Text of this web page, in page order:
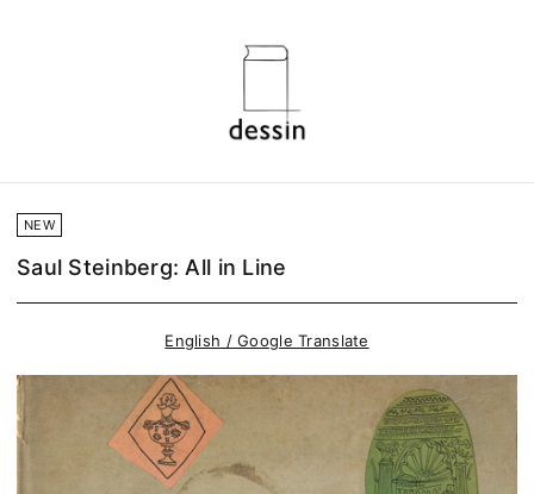
NEW
Saul Steinberg: All in Line
English / Google Translate